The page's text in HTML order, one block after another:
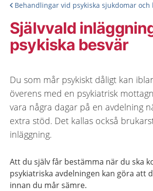
Behandlingar vid psykiska sjukdomar och
Självvald
psykiska besvär
Du som mår psykiskt dåligt kan
överens med en psykiatrisk
vara några dagar på en avdelning
extra stöd. Det kallas också
inläggning.
Att du själv får bestämma när du ska
psykiatriska avdelningen kan göra att
innan du mår sämre.